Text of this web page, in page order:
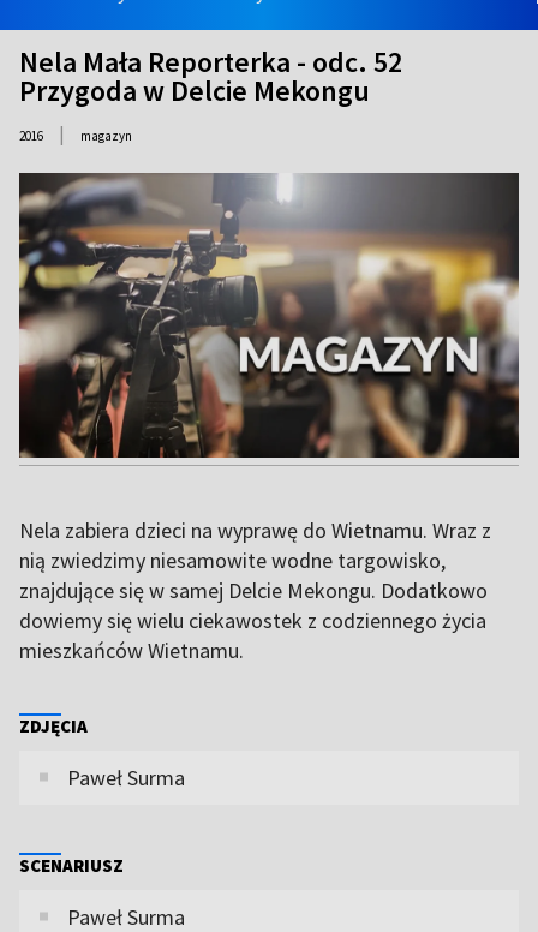
Nela Mała Reporterka - odc. 52
Przygoda w Delcie Mekongu
2016 | magazyn
Nela zabiera dzieci na wyprawę do Wietnamu. Wraz z
nią zwiedzimy niesamowite wodne targowisko,
znajdujące się w samej Delcie Mekongu. Dodatkowo
dowiemy się wielu ciekawostek z codziennego życia
mieszkańców Wietnamu.
ZDJĘCIA
Paweł Surma
SCENARIUSZ
Paweł Surma